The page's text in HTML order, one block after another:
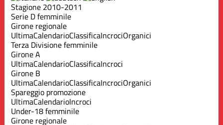
Stagione 2010-2011
Serie D femminile
Girone regionale
UltimaCalendarioClassificaIncrociOrganici
Terza Divisione femminile
Girone A
UltimaCalendarioClassificaIncroci
Girone B
UltimaCalendarioClassificaIncrociOrganici
Spareggio promozione
UltimaCalendarioIncroci
Under-18 femminile
Girone regionale